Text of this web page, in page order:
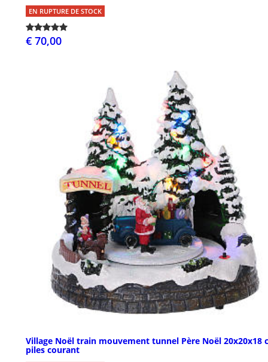
EN RUPTURE DE STOCK
€ 70,00
Village Noël train mouvement tunnel Père Noël 20x20x18
piles courant